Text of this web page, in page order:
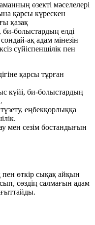
өзекті мәселелері
қарсы күрескен
қазақ
болыстардың елді
ақ адам мінезін
сүйіспеншілік пен
қарсы тұрған
күйі, би-болыстардың
түзету, еңбекқорлыққа
мен сезім бостандығын
өткір сықақ айқын
сөздің салмағын адам